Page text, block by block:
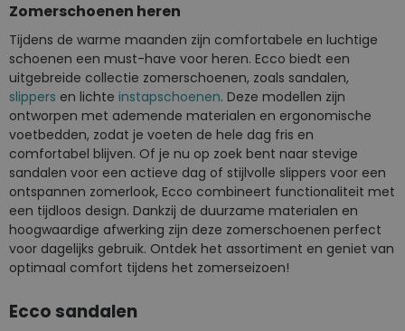
Zomerschoenen heren
Tijdens de warme maanden zijn comfortabele en luchtige
schoenen een must-have voor heren. Ecco biedt een
uitgebreide collectie zomerschoenen, zoals sandalen,
slippers en lichte instapschoenen. Deze modellen zijn
ontworpen met ademende materialen en ergonomische
voetbedden, zodat je voeten de hele dag fris en
comfortabel blijven. Of je nu op zoek bent naar stevige
sandalen voor een actieve dag of stijlvolle slippers voor een
ontspannen zomerlook, Ecco combineert functionaliteit met
een tijdloos design. Dankzij de duurzame materialen en
hoogwaardige afwerking zijn deze zomerschoenen perfect
voor dagelijks gebruik. Ontdek het assortiment en geniet van
optimaal comfort tijdens het zomerseizoen!
Ecco sandalen